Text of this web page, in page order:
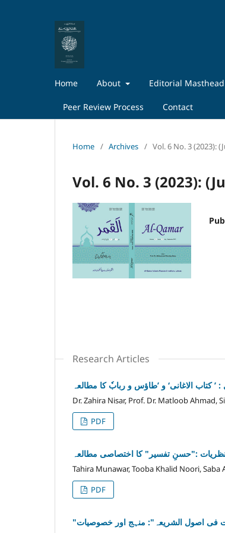
Home About Editorial Masthead
Peer Review Process Contact
Home / Archives / Vol. 6 No. 3 (2023):
Vol. 6 No. 3 (2023):
Research Articles
الاغانی‘ و ’طاؤس و ربابٗ کا مطالعہ
Dr. Zahira Nisar, Prof. Dr. Matloob Ahmad,
PDF
:"حسنِ تفسیر" کا اختصاصی مطالعہ
Tahira Munawar, Tooba Khalid Noori,
PDF
فی اصول الشریعہ": منہج اور خصوصیات